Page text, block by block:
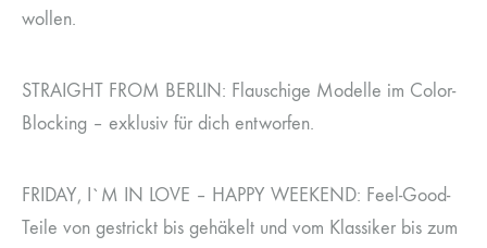
wollen.
STRAIGHT FROM BERLIN: Flauschige Modelle im Color-
Blocking – exklusiv für dich entworfen.
FRIDAY, I`M IN LOVE – HAPPY WEEKEND: Feel-Good-
Teile von gestrickt bis gehäkelt und vom Klassiker bis zum